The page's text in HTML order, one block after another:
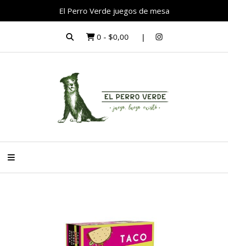
El Perro Verde juegos de mesa
0 - $0,00